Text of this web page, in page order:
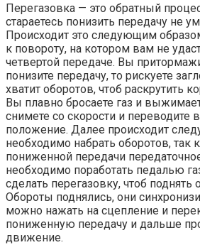
Перегазовка — это обратный
стараетесь понизить передачу не
Происходит это следующим
к повороту, на котором вам не
четвертой передаче. Вы
понизите передачу, то рискуете
хватит оборотов, чтоб раскрутить
Вы плавно бросаете газ и
снимете со скорости и переводите
положение. Далее происходит
необходимо набрать оборотов, так
пониженной передачи
необходимо поработать педалью
сделать перегазовку, чтоб поднять
Обороты поднялись, они
можно нажать на сцепление и
пониженную передачу и дальше
движение.